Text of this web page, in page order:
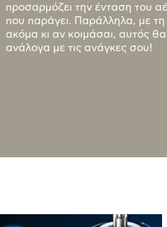
προσαρμόζει την ένταση του
που παράγει. Παράλληλα, με
ακόμα κι αν κοιμάσαι, αυτός
ανάλογα με τις ανάγκες σου!